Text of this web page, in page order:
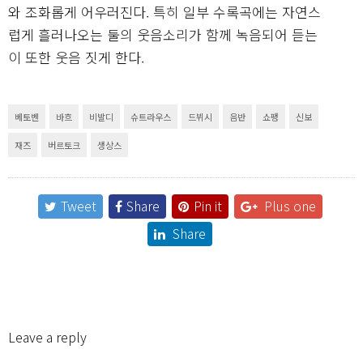
와 조화롭게 어우러진다. 특히 일부 수록곡에는 자연스
럽게 흘러나오는 둘의 웃음소리가 함께 녹음되어 듣는
이 또한 웃음 짓게 한다.
베토벤 바흐 비발디 슈트라우스 드뷔시 음반 쇼팽 신보
재즈 버르토크 생상스
Tweet Share Pin it
Plus one
Share
Leave a reply